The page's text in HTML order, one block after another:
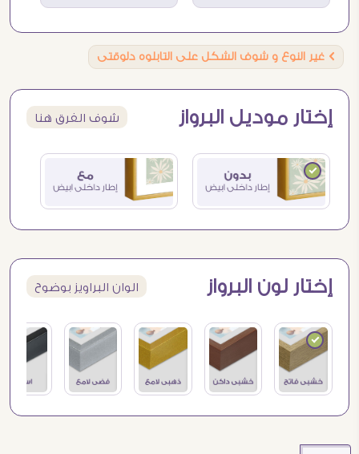
Ö غير النوع و شوف الشكل على التابلوه دلوقتى
إختار موديل البرواز شوف الفرق هنا
إختار لون البرواز الوان البراويز بوضوح